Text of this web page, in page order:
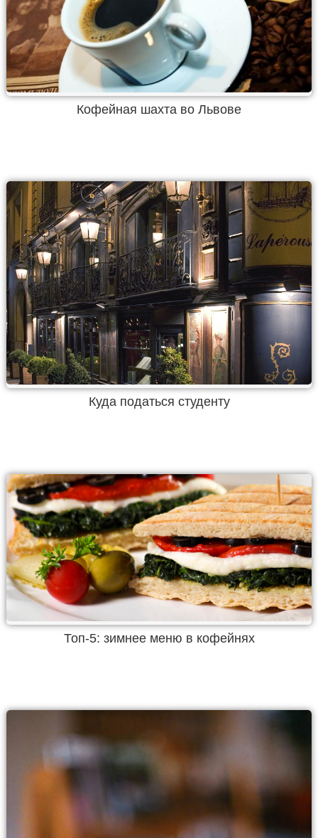
Кофейная шахта во Львове
Куда податься студенту
Топ-5: зимнее меню в кофейнях